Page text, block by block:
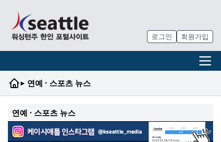
로그인 회원가입
▸ 연예 · 스포츠 뉴스
연예 · 스포츠 뉴스